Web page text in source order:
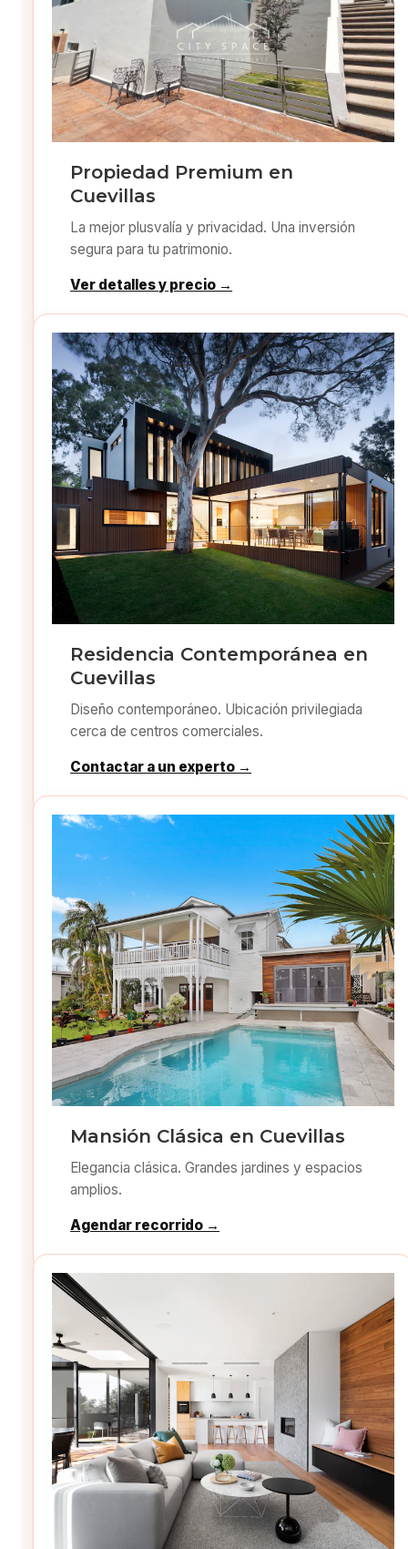
Propiedad Premium en
Cuevillas
La mejor plusvalía y privacidad. Una inversión
segura para tu patrimonio.
Ver detalles y precio →
Residencia Contemporánea en
Cuevillas
Diseño contemporáneo. Ubicación privilegiada
cerca de centros comerciales.
Contactar a un experto →
Mansión Clásica en Cuevillas
Elegancia clásica. Grandes jardines y espacios
amplios.
Agendar recorrido →